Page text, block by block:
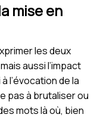
mise en
les deux
aussi l’impact
l’évocation de la
pas à brutaliser ou
mots là où, bien